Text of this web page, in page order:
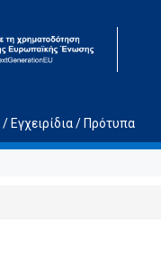
Εγχειρίδια / Πρότυπα